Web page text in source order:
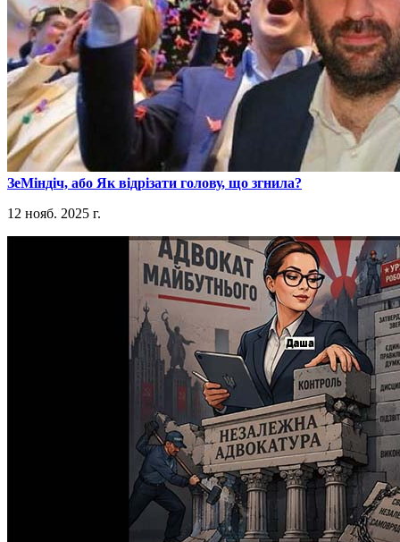
​ЗеМіндіч, або Як відрізати голову, що згнила?
12 нояб. 2025 г.